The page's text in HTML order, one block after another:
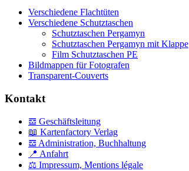
Verschiedene Flachtüten
Verschiedene Schutztaschen
Schutztaschen Pergamyn
Schutztaschen Pergamyn mit Klappe
Film Schutztaschen PE
Bildmappen für Fotografen
Transparent-Couverts
Kontakt
𝌕 Geschäftsleitung
📖 Kartenfactory Verlag
𝌕 Administration, Buchhaltung
📍 Anfahrt
⚖ Impressum, Mentions légale